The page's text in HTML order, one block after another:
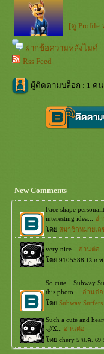
[ดู Profile
ฝากข้อความหลังไมค์
Rss Feed
ผู้ติดตามบล็อก : 1 ค
New Comments